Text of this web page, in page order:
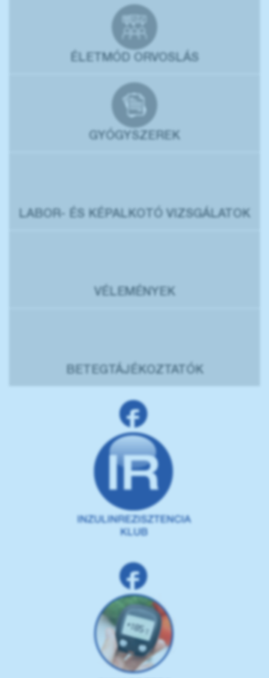
ÉLETMÓD ORVOSLÁS
GYÓGYSZEREK
LABOR- ÉS KÉPALKOTÓ VIZSGÁLATOK
VÉLEMÉNYEK
BETEGTÁJÉKOZTATÓK